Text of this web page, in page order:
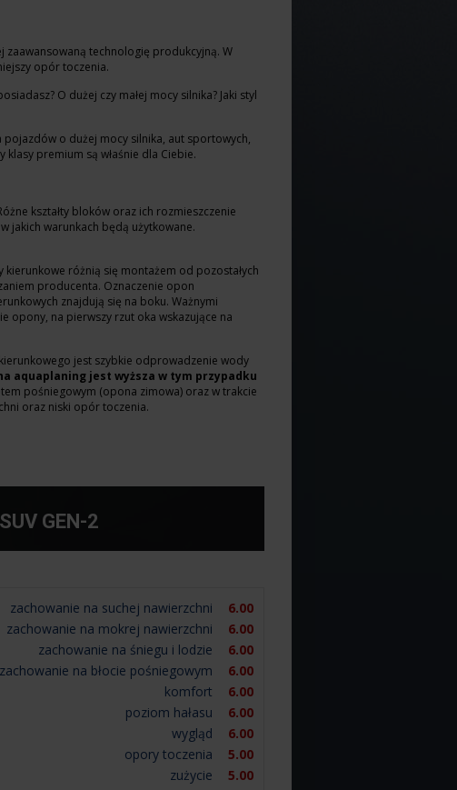
zaawansowaną technologię produkcyjną. W
opór toczenia.
O dużej czy małej mocy silnika? Jaki styl
o dużej mocy silnika, aut sportowych,
premium są właśnie dla Ciebie.
kształty bloków oraz ich rozmieszczenie
jakich warunkach będą użytkowane.
kierunkowe różnią się montażem od pozostałych
producenta. Oznaczenie opon
znajdują się na boku. Ważnymi
opony, na pierwszy rzut oka wskazujące na
jest szybkie odprowadzenie wody
aquaplaning jest wyższa w tym przypadku
pośniegowym (opona zimowa) oraz w trakcie
oraz niski opór toczenia.
GEN-2
zachowanie na suchej nawierzchni
6.00
zachowanie na mokrej nawierzchni
6.00
zachowanie na śniegu i lodzie
6.00
zachowanie na błocie pośniegowym
6.00
komfort
6.00
poziom hałasu
6.00
wygląd
6.00
opory toczenia
5.00
zużycie
5.00